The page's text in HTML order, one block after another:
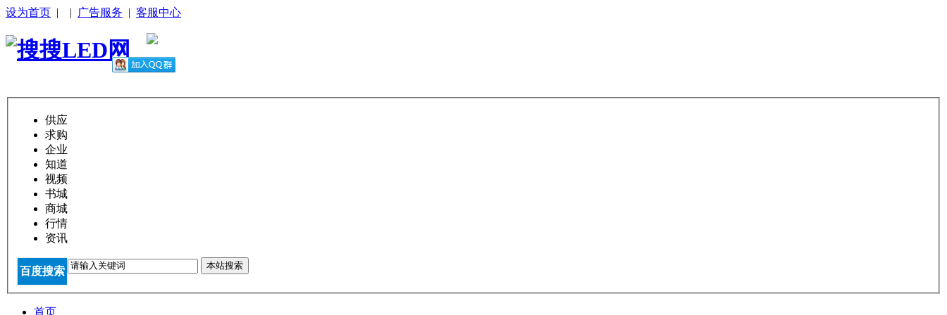
设为首页 | | 广告服务 | 客服中心
供应
求购
企业
知道
视频
书城
商城
行情
资讯
百度搜索 本站搜索
首页